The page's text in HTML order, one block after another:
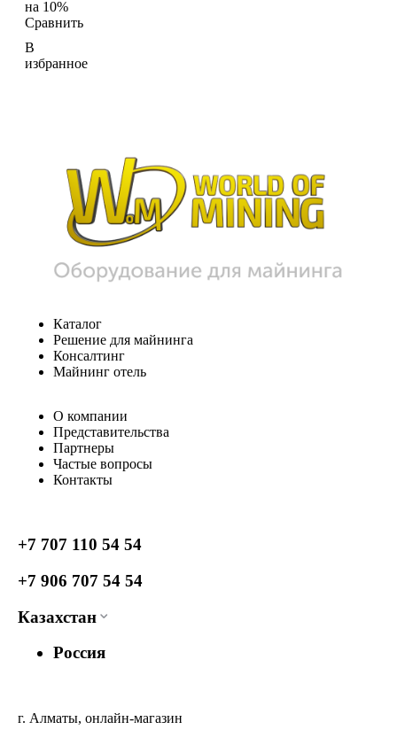
на 10%
Сравнить
В
избранное
Каталог
Решение для майнинга
Консалтинг
Майнинг отель
О компании
Представительства
Партнеры
Частые вопросы
Контакты
+7 707 110 54 54
+7 906 707 54 54
Казахстан
Россия
г. Алматы, онлайн-магазин